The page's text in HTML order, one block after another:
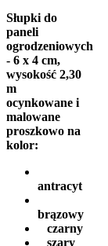
Słupki do
paneli
ogrodzeniowych
- 6 x 4 cm,
wysokość 2,30
m
ocynkowane i
malowane
proszkowo na
kolor:
antracyt
brązowy
czarny
szary